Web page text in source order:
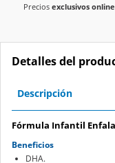
Precios exclusivos online
Detalles del
Descripción
Fórmula Infantil
Beneficios
DHA.